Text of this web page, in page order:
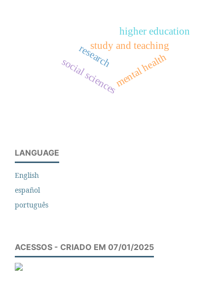
social sciences
study and teaching
research
higher education
mental health
LANGUAGE
English
español
português
ACESSOS - CRIADO EM 07/01/2025